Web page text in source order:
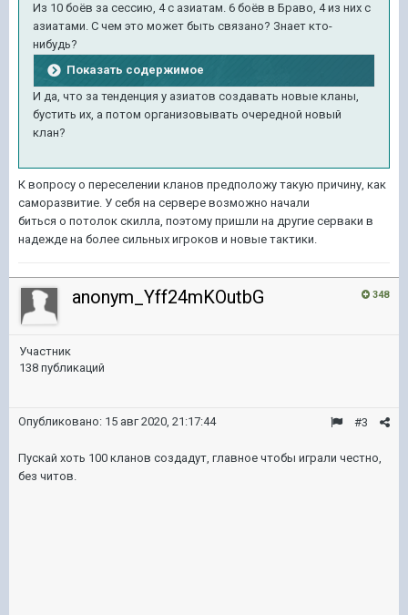
Из 10 боёв за сессию, 4 с азиатам. 6 боёв в Браво, 4 из них с
азиатами. С чем это может быть связано? Знает кто-
нибудь?
Показать содержимое
И да, что за тенденция у азиатов создавать новые кланы,
бустить их, а потом организовывать очередной новый
клан?
К вопросу о переселении кланов предположу такую причину, как
саморазвитие. У себя на сервере возможно начали
биться о потолок скилла, поэтому пришли на другие серваки в
надежде на более сильных игроков и новые тактики.
348
anonym_Yff24mKOutbG
Участник
138 публикаций
#3
Опубликовано: 15 авг 2020, 21:17:44
Пускай хоть 100 кланов создадут, главное чтобы играли честно,
без читов.